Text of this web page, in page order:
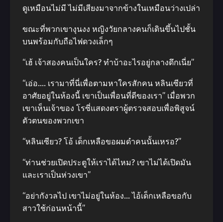
ดูเหมือนไม่มี ไม่มีเสียงมาจากข้างในเหมือนว่างเปล่า
ขณะที่พวกเขางุนงง หญิงวัยกลางคนก็เดินขึ้นไปชั้น
บนพร้อมกับถือไฟดวงเล็กๆ
“เฮ้ เจ้าสองคนเป็นใคร? ทําบ้าอะไรอยู่กลางดึกเนี่ย”
“เอ่อ…. เรามาที่นี่เพื่อตามหาใครสักคน หลินเซียวที่
อาศัยอยู่ในห้องนี้ เขาเป็นเพื่อนที่ดีของเรา” เมื่อพวก
เขาเห็นเจ้าของ โรซี่แสดงตราผู้ตรวจสอบเพื่อพิสูจน์
ตัวตนของพวกเขา
“หลินเซียว? โอ้ เด็กเหลือขอผมดําคนนั้นเหรอ?”
“ท่านช่วยเปิดประตูให้เราได้ไหม? เขาไม่ได้เปิดมัน
และเราเป็นห่วงเขา”
“อย่ากังวลไป เขาไม่อยู่ในห้อง… ไอ้เด็กเหลือขอกับ
สาวใช้ก่อนหน้านี้”